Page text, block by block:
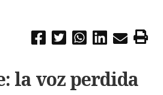
la voz perdida